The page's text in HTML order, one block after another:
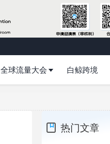
全球流量大会 白鲸跨境
热门文章